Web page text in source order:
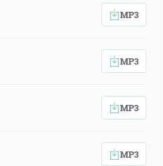
MP3
MP3
MP3
MP3